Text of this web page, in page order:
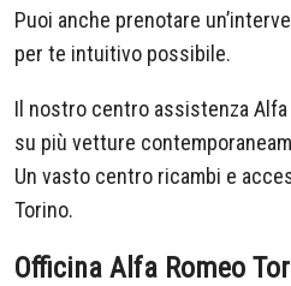
Puoi anche prenotare
per te intuitivo possibile.
Il nostro centro assistenza
su più vetture
Un vasto centro ricambi e
Torino.
Officina Alfa Romeo